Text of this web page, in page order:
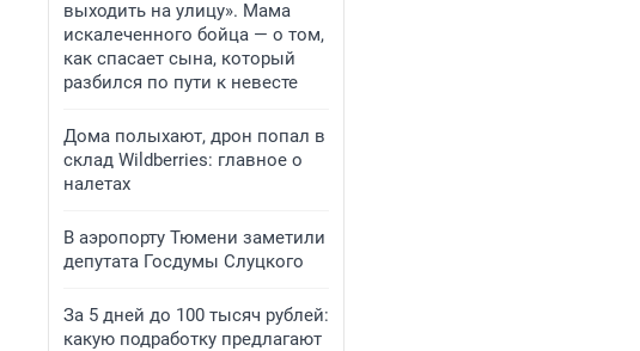
выходить на улицу». Мама
искалеченного бойца — о том,
как спасает сына, который
разбился по пути к невесте
Дома полыхают, дрон попал в
склад Wildberries: главное о
налетах
В аэропорту Тюмени заметили
депутата Госдумы Слуцкого
За 5 дней до 100 тысяч рублей:
какую подработку предлагают